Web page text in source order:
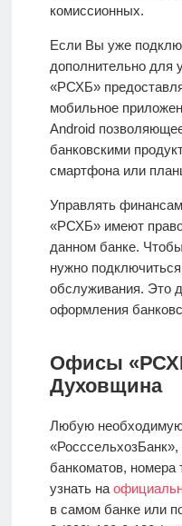
комиссионных.
Если Вы уже
дополнительно для
«РСХБ»
мобильное
Android
банковскими
смартфона или
Управлять
«РСХБ» имеют
данном банке.
нужно
обслуживания. Это
оформления
Офисы
Духовщина
Любую
банкоматов,
узнать на
в самом банке или